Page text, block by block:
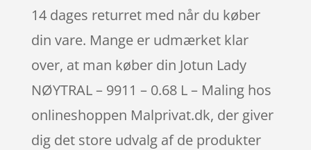
14 dages returret med når du køber
din vare. Mange er udmærket klar
over, at man køber din Jotun Lady
NØYTRAL – 9911 – 0.68 L – Maling hos
onlineshoppen Malprivat.dk, der giver
dig det store udvalg af de produkter